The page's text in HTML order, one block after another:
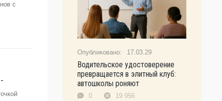
с
17.03.29
Водительское удостоверение
превращается в элитный клуб:
автошколы роняют
0 19 956